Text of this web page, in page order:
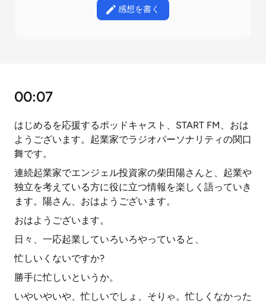
感想を書く
00:07
はじめるを応援するポッドキャスト、START FM、おは
ようございます。起業家でラジオパーソナリティの関口
舞です。
連続起業家でエンジェル投資家の柴田陽さんと、起業や
独立を考えている方に役に立つ情報を楽しく語っていき
ます。陽さん、おはようございます。
おはようございます。
日々、一応起業していろいろやっていると、
忙しいくないですか?
勝手に忙しいというか。
いやいやいや、忙しいでしょ、そりゃ。忙しくなかった